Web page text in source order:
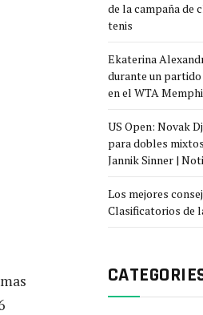
de la campaña de
tenis
Ekaterina
durante un
en el WTA
US Open: Novak
para dobles
Jannik Sinner |
Los mejores
Clasificatorios de